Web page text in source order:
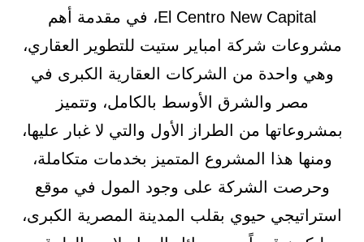
El Centro New Capital، في مقدمة أهم
مشروعات شركة امباير ستيت للتطوير العقاري،
وهي واحدة من الشركات العقارية الكبرى في
مصر والشرق الأوسط بالكامل، وتتميز
بمشروعاتها من الطراز الأول والتي لا غبار عليها،
ومنها هذا المشروع المتميز بخدمات متكاملة،
وحرصت الشركة على وجود المول في موقع
استراتيجي حيوي بقلب المدينة المصرية الكبرى،